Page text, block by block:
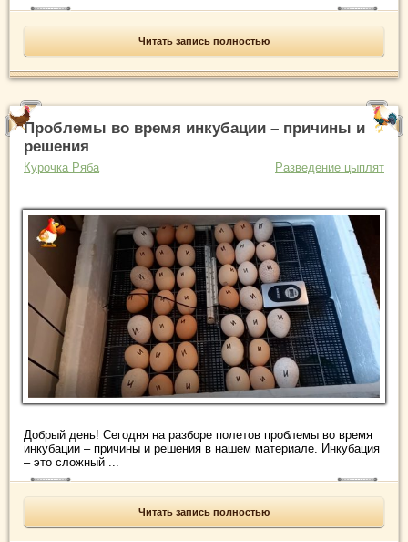
Читать запись полностью
Проблемы во время инкубации – причины и
решения
Курочка Ряба Разведение цыплят
Добрый день! Сегодня на разборе полетов проблемы во время
инкубации – причины и решения в нашем материале. Инкубация
– это сложный ...
Читать запись полностью